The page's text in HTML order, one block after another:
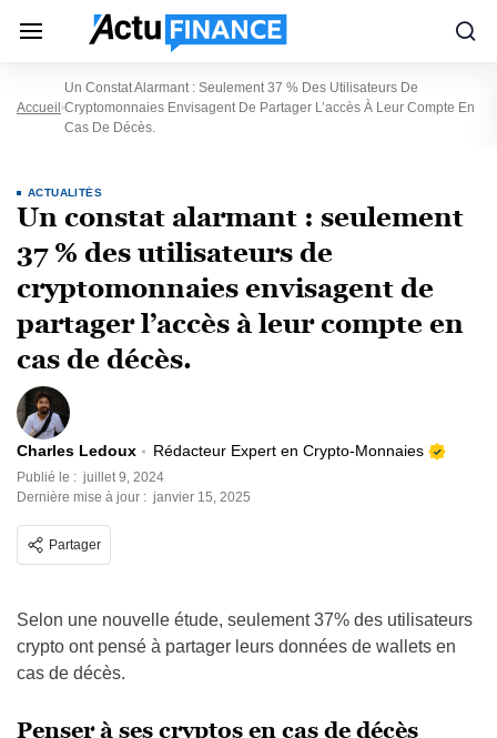
Accueil
Un Constat Alarmant : Seulement 37 % Des Utilisateurs De
Cryptomonnaies Envisagent De Partager L’accès À Leur Compte En
Cas De Décès.
ACTUALITÉS
Un constat alarmant : seulement
37 % des utilisateurs de
cryptomonnaies envisagent de
partager l’accès à leur compte en
cas de décès.
Charles Ledoux Rédacteur Expert en Crypto-Monnaies
Publié le : juillet 9, 2024
Dernière mise à jour : janvier 15, 2025
Partager
Selon une nouvelle étude, seulement 37% des utilisateurs
crypto ont pensé à partager leurs données de wallets en
cas de décès.
Penser à ses cryptos en cas de décès